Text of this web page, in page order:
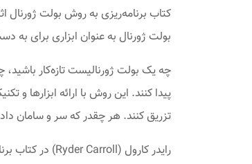
کتاب برنامه‌ریزی به روش بولت ژورنال
بولت ژورنال به‌ عنوان ابزاری برای
چه یک بولت ژورنالیست تازه‌کار
پیدا کنند. این روش با ارائه ابزارها
تزریق کنند. هر چقدر که سر و سامان